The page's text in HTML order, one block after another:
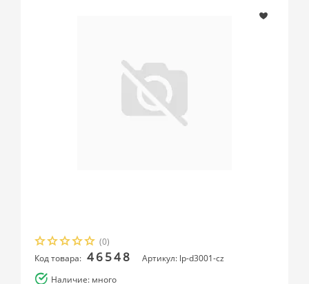
(0)
Код товара: 46548
Артикул: lp-d3001-cz
Наличие: много